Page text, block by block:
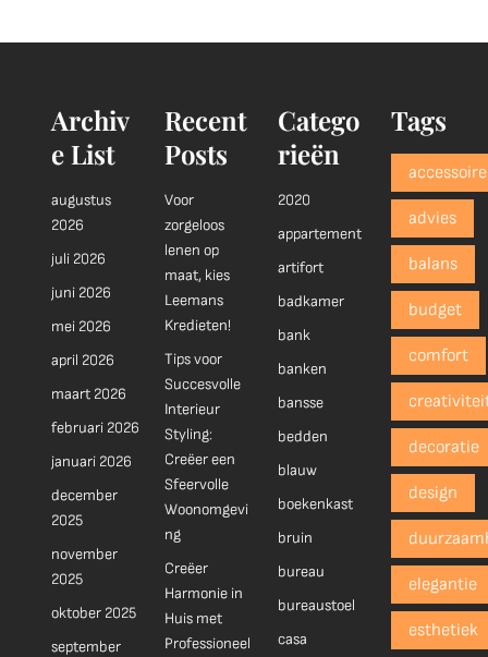
Archiv
e List
augustus
2026
juli 2026
juni 2026
mei 2026
april 2026
maart 2026
februari 2026
januari 2026
december
2025
november
2025
oktober 2025
september
Recent
Posts
Voor
zorgeloos
lenen op
maat, kies
Leemans
Kredieten!
Tips voor
Succesvolle
Interieur
Styling:
Creëer een
Sfeervolle
Woonomgevi
ng
Creëer
Harmonie in
Huis met
Professioneel
Catego
rieën
2020
appartement
artifort
badkamer
bank
banken
bansse
bedden
blauw
boekenkast
bruin
bureau
bureaustoel
casa
Tags
advies
balans
budget
comfort
decoratie
design
elegantie
esthetiek